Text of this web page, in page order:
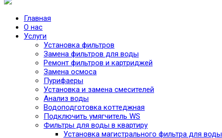
Главная
О нас
Услуги
Установка фильтров
Замена фильтров для воды
Ремонт фильтров и картриджей
Замена осмоса
Пурифаеры
Установка и замена смесителей
Анализ воды
Водоподготовка коттеджная
Подключить умягчитель WS
Фильтры для воды в квартиру
Установка магистрального фильтра для воды